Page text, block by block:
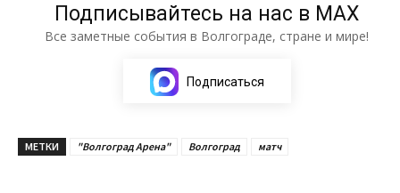
Подписывайтесь на нас в МАХ
Все заметные события в Волгограде, стране и мире!
Подписаться
МЕТКИ "Волгоград Арена" Волгоград матч